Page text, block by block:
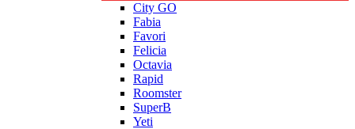
City GO
Fabia
Favori
Felicia
Octavia
Rapid
Roomster
SuperB
Yeti